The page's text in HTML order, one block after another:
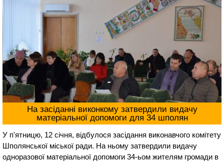
На засіданні виконкому затвердили видачу
матеріальної допомоги для 34 шполян
У п'ятницю, 12 січня, відбулося засідання виконавчого комітету
Шполянської міської ради. На ньому затвердили видачу
одноразової матеріальної допомоги 34-ьом жителям громади в